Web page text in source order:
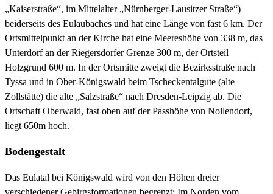
„Kaiserstraße“, im Mittelalter „Nürnberger-Lausitzer Straße“)
beiderseits des Eulaubaches und hat eine Länge von fast 6 km. Der
Ortsmittelpunkt an der Kirche hat eine Meereshöhe von 338 m, das
Unterdorf an der Riegersdorfer Grenze 300 m, der Ortsteil
Holzgrund 600 m. In der Ortsmitte zweigt die Bezirksstraße nach
Tyssa und in Ober-Königswald beim Tscheckentalgute (alte
Zollstätte) die alte „Salzstraße“ nach Dresden-Leipzig ab. Die
Ortschaft Oberwald, fast oben auf der Passhöhe von Nollendorf,
liegt 650m hoch.
Bodengestalt
Das Eulatal bei Königswald wird von den Höhen dreier
verschiedener Gebirgsformationen begrenzt: Im Norden vom